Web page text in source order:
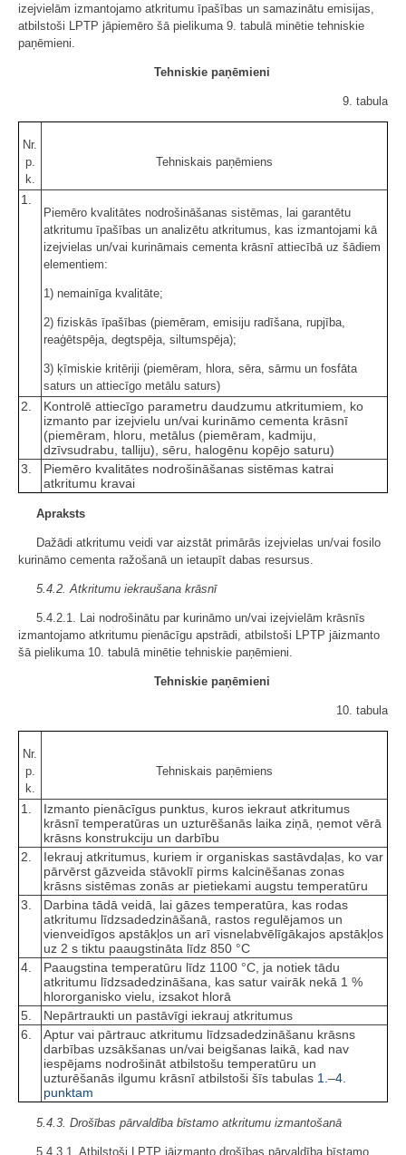
izejvielām izmantojamo atkritumu īpašības un samazinātu emisijas,
atbilstoši LPTP jāpiemēro šā pielikuma 9. tabulā minētie tehniskie
paņēmieni.
Tehniskie paņēmieni
9. tabula
Nr.
p.
k.
Tehniskais paņēmiens
1.
Piemēro kvalitātes nodrošināšanas sistēmas, lai garantētu
atkritumu īpašības un analizētu atkritumus, kas izmantojami kā
izejvielas un/vai kurināmais cementa krāsnī attiecībā uz šādiem
elementiem:
1) nemainīga kvalitāte;
2) fiziskās īpašības (piemēram, emisiju radīšana, rupjība,
reaģētspēja, degtspēja, siltumspēja);
3) ķīmiskie kritēriji (piemēram, hlora, sēra, sārmu un fosfāta
saturs un attiecīgo metālu saturs)
2.
Kontrolē attiecīgo parametru daudzumu atkritumiem, ko
izmanto par izejvielu un/vai kurināmo cementa krāsnī
(piemēram, hloru, metālus (piemēram, kadmiju,
dzīvsudrabu, talliju), sēru, halogēnu kopējo saturu)
3.
Piemēro kvalitātes nodrošināšanas sistēmas katrai
atkritumu kravai
Apraksts
Dažādi atkritumu veidi var aizstāt primārās izejvielas un/vai fosilo
kurināmo cementa ražošanā un ietaupīt dabas resursus.
5.4.2. Atkritumu iekraušana krāsnī
5.4.2.1. Lai nodrošinātu par kurināmo un/vai izejvielām krāsnīs
izmantojamo atkritumu pienācīgu apstrādi, atbilstoši LPTP jāizmanto
šā pielikuma 10. tabulā minētie tehniskie paņēmieni.
Tehniskie paņēmieni
10. tabula
Nr.
p.
k.
Tehniskais paņēmiens
1.
Izmanto pienācīgus punktus, kuros iekraut atkritumus
krāsnī temperatūras un uzturēšanās laika ziņā, ņemot vērā
krāsns konstrukciju un darbību
2.
Iekrauj atkritumus, kuriem ir organiskas sastāvdaļas, ko var
pārvērst gāzveida stāvoklī pirms kalcinēšanas zonas
krāsns sistēmas zonās ar pietiekami augstu temperatūru
3.
Darbina tādā veidā, lai gāzes temperatūra, kas rodas
atkritumu līdzsadedzināšanā, rastos regulējamos un
vienveidīgos apstākļos un arī visnelabvēlīgākajos apstākļos
uz 2 s tiktu paaugstināta līdz 850 °C
4.
Paaugstina temperatūru līdz 1100 °C, ja notiek tādu
atkritumu līdzsadedzināšana, kas satur vairāk nekā 1 %
hlororganisko vielu, izsakot hlorā
5.
Nepārtraukti un pastāvīgi iekrauj atkritumus
6.
Aptur vai pārtrauc atkritumu līdzsadedzināšanu krāsns
darbības uzsākšanas un/vai beigšanas laikā, kad nav
iespējams nodrošināt atbilstošu temperatūru un
uzturēšanās ilgumu krāsnī atbilstoši šīs tabulas 1.–4.
punktam
5.4.3. Drošības pārvaldība bīstamo atkritumu izmantošanā
5.4.3.1. Atbilstoši LPTP jāizmanto drošības pārvaldība bīstamo